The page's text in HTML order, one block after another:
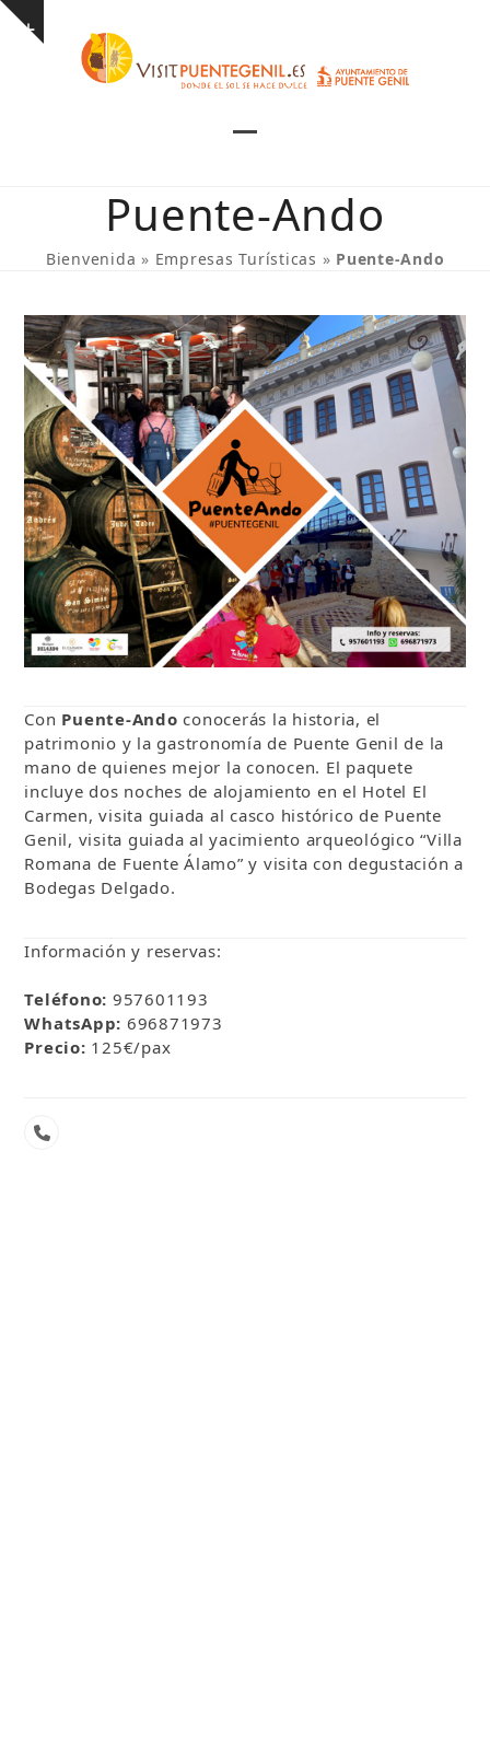
Skip
Show
mobile
menu
mobile
menu
Puente-Ando
Bienvenida » Empresas Turísticas » Puente-Ando
Con Puente-Ando conocerás la historia, el
patrimonio y la gastronomía de Puente Genil de la
mano de quienes mejor la conocen. El paquete
incluye dos noches de alojamiento en el Hotel El
Carmen, visita guiada al casco histórico de Puente
Genil, visita guiada al yacimiento arqueológico “Villa
Romana de Fuente Álamo” y visita con degustación a
Bodegas Delgado.
Información y reservas:
Teléfono: 957601193
WhatsApp: 696871973
Precio: 125€/pax
Número